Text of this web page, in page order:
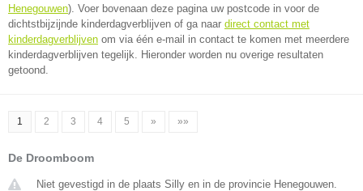
Henegouwen). Voer bovenaan deze pagina uw postcode in voor de
dichtstbijzijnde kinderdagverblijven of ga naar direct contact met
kinderdagverblijven om via één e-mail in contact te komen met meerdere
kinderdagverblijven tegelijk. Hieronder worden nu overige resultaten
getoond.
1 2 3 4 5 » »»
De Droomboom
Niet gevestigd in de plaats Silly en in de provincie Henegouwen.